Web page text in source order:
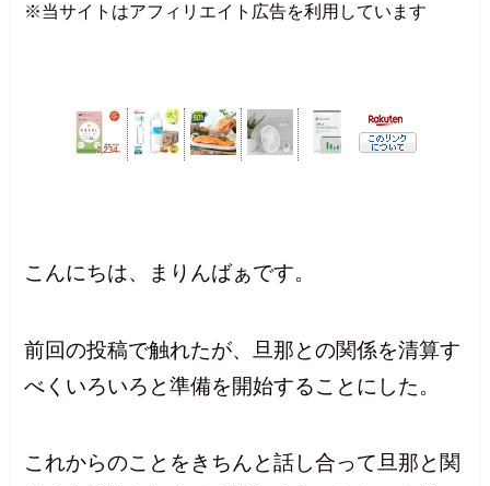
※当サイトはアフィリエイト広告を利用しています
こんにちは、まりんばぁです。
前回の投稿で触れたが、旦那との関係を清算す
べくいろいろと準備を開始することにした。
これからのことをきちんと話し合って旦那と関